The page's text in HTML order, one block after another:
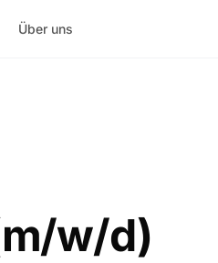
Über uns
w/d)